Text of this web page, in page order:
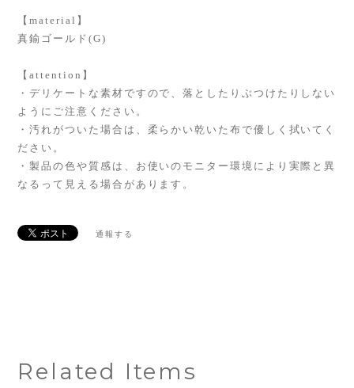
【material】
真鍮ゴールド(G)
【attention】
・デリケートな素材ですので、落としたりぶつけたりしない
ようにご注意ください。
・汚れがついた場合は、柔らかい乾いた布で優しく拭いてく
ださい。
・製品の色や質感は、お使いのモニター環境により実際と異
なるって見える場合があります。
通報する
Related Items